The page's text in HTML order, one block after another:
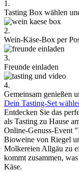
1.
Tasting Box wählen
2.
Wein-Käse-Box per
3.
Freunde einladen
4.
Gemeinsam genießen
Dein Tasting-Set
Entdecken Sie das
als Tasting zu Hause
Online-Genuss-Event
Bioweine von Riegel
Molkereien Allgäu zu
kommt zusammen,
Käse.